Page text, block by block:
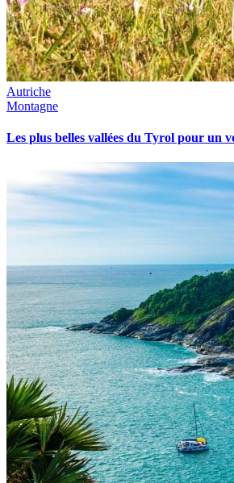
Autriche
Montagne
Les plus belles vallées du Tyrol pour un